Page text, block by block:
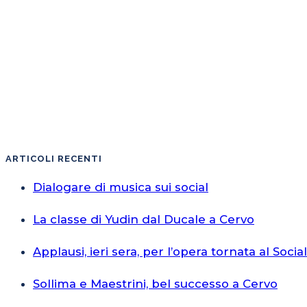
ARTICOLI RECENTI
Dialogare di musica sui social
La classe di Yudin dal Ducale a Cervo
Applausi, ieri sera, per l’opera tornata al
Sollima e Maestrini, bel successo a Cervo